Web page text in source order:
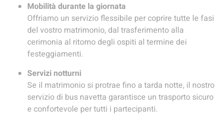
Mobilità durante la giornata
Offriamo un servizio flessibile per coprire tutte le fasi
del vostro matrimonio, dal trasferimento alla
cerimonia al ritorno degli ospiti al termine dei
festeggiamenti.
Servizi notturni
Se il matrimonio si protrae fino a tarda notte, il nostro
servizio di bus navetta garantisce un trasporto sicuro
e confortevole per tutti i partecipanti.